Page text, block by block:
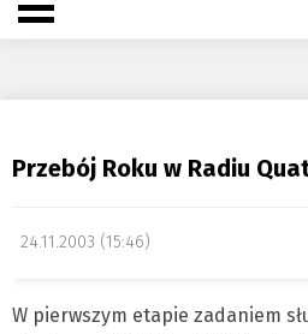
Przebój Roku w Radiu
24.11.2003 (15:46)
W pierwszym etapie zadaniem